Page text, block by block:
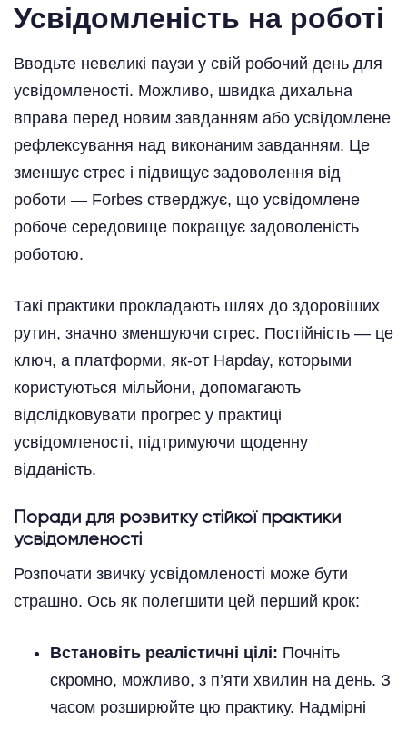
Усвідомленість на роботі
Вводьте невеликі паузи у свій робочий день для
усвідомленості. Можливо, швидка дихальна
вправа перед новим завданням або усвідомлене
рефлексування над виконаним завданням. Це
зменшує стрес і підвищує задоволення від
роботи — Forbes стверджує, що усвідомлене
робоче середовище покращує задоволеність
роботою.
Такі практики прокладають шлях до здоровіших
рутин, значно зменшуючи стрес. Постійність — це
ключ, а платформи, як-от Hapday, которыми
користуються мільйони, допомагають
відслідковувати прогрес у практиці
усвідомленості, підтримуючи щоденну
відданість.
Поради для розвитку стійкої практики
усвідомленості
Розпочати звичку усвідомленості може бути
страшно. Ось як полегшити цей перший крок:
Встановіть реалістичні цілі: Почніть
скромно, можливо, з п’яти хвилин на день. З
часом розширюйте цю практику. Надмірні